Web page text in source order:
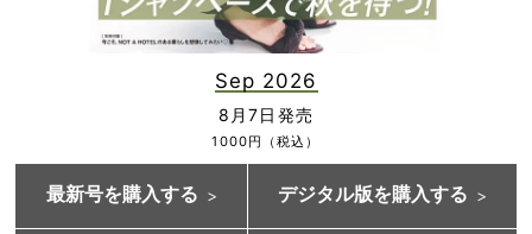
Sep 2026
8月7日発売
1000円（税込）
最新号を購入する デジタル版を購入する